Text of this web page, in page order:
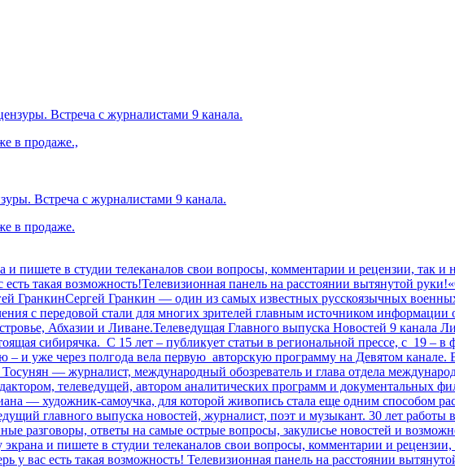
Встреча с журналистами 9 канала.
в продаже.,
Встреча с журналистами 9 канала.
в продаже.
и пишете в студии телеканалов свои вопросы, комментарии и рецензии, так
такая возможность!Телевизионная панель на расстоянии вытянутой
ГранкинСергей Гранкин — один из самых известных русскоязычных
с передовой стали для многих зрителей главным источником
Абхазии и Ливане.Телеведущая Главного выпуска Новостей 9 канала
сибирячка. С 15 лет – публикует статьи в региональной прессе, с 19 –
– и уже через полгода вела первую авторскую программу на Девятом
— журналист, международный обозреватель и глава отдела
телеведущей, автором аналитических программ и документальных
— художник-самоучка, для которой живопись стала еще одним способом
главного выпуска новостей, журналист, поэт и музыкант. 30 лет
разговоры, ответы на самые острые вопросы, закулисье новостей и
экрана и пишете в студии телеканалов свои вопросы, комментарии и
у вас есть такая возможность! Телевизионная панель на расстоянии